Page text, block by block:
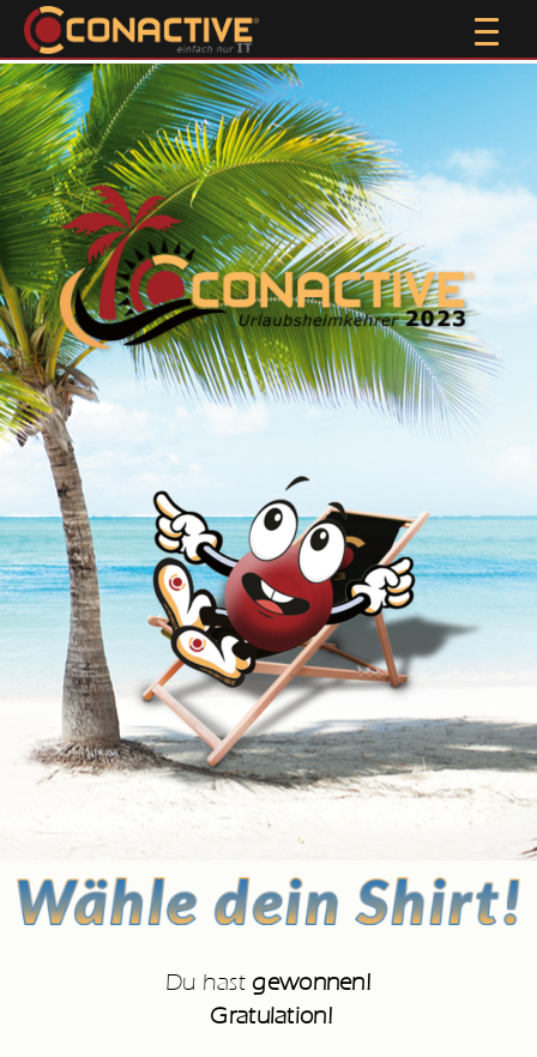
Du hast gewonnen!
Gratulation!